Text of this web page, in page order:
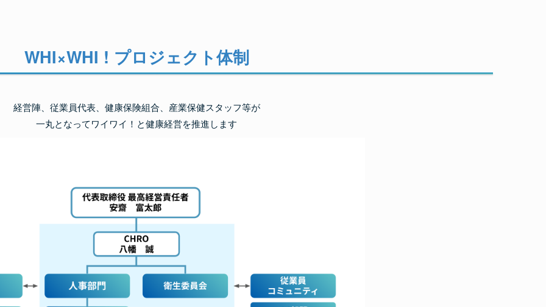
WHI×WHI ! プロジェクト体制
経営陣、従業員代表、健康保険組合、産業保健スタッフ等が
一丸となってワイワイ！と健康経営を推進します